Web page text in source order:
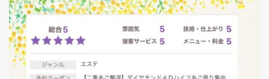
マイスリムレディー/公式
お問合せ
GKスクールへのお問合せ